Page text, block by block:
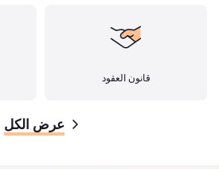
قانون العقود
عرض الكل